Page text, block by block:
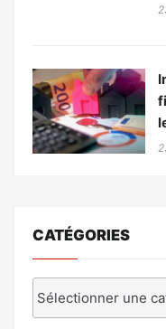
CATÉGORIES